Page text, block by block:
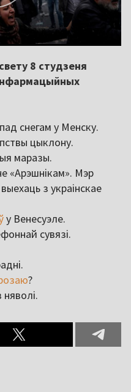
8 студзеня
пад снегам у Менску.
цыклону.
маразы.
«Арэшнікам». Мэр
з украінскае
у Венесуэле.
сувязі.
?
няволі.